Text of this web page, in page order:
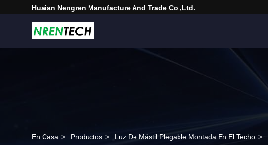
Huaian Nengren Manufacture And Trade Co.,Ltd.
En Casa > Productos > Luz De Mástil Plegable Montada En El Techo >